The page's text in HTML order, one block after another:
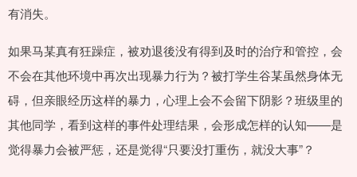
有消失。
如果马某真有狂躁症，被劝退後没有得到及时的治疗和管控，会
不会在其他环境中再次出现暴力行为？被打学生谷某虽然身体无
碍，但亲眼经历这样的暴力，心理上会不会留下阴影？班级里的
其他同学，看到这样的事件处理结果，会形成怎样的认知——是
觉得暴力会被严惩，还是觉得“只要没打重伤，就没大事”？